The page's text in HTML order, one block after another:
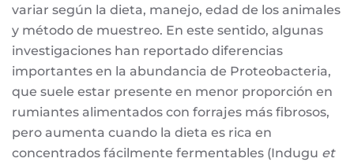
variar según la dieta, manejo, edad de los animales
y método de muestreo. En este sentido, algunas
investigaciones han reportado diferencias
importantes en la abundancia de Proteobacteria,
que suele estar presente en menor proporción en
rumiantes alimentados con forrajes más fibrosos,
pero aumenta cuando la dieta es rica en
concentrados fácilmente fermentables (Indugu et